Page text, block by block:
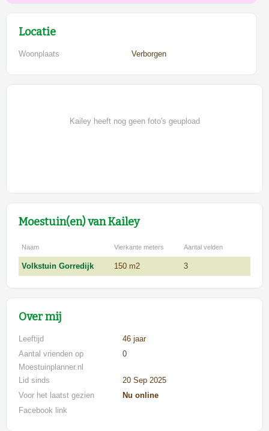
Locatie
Woonplaats Verborgen
Kailey heeft nog geen foto's geupload
Moestuin(en) van Kailey
Naam Vierkante meters Aantal velden
Volkstuin Gorredijk 150 m2 3
Over mij
Leeftijd
46 jaar
Aantal vrienden op
Moestuinplanner.nl
0
Lid sinds
20 Sep 2025
Voor het laatst gezien
Nu online
Facebook link